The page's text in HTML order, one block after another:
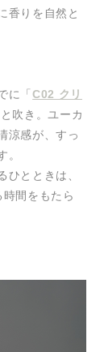
香りを自然と
に「C02 クリ
吹き。ユーカ
涼感が、すっ
。
ひとときは、
間をもたら